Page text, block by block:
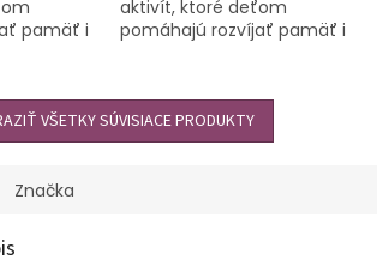
pamäť i
titulom
aktivít, ktoré deťom
pomáhajú rozvíjať pamäť i
uvažovanie. Celým titulom
ich...
VŠETKY SÚVISIACE PRODUKTY
Značka